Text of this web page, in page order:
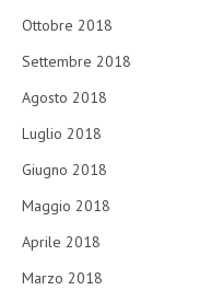
Ottobre 2018
Settembre 2018
Agosto 2018
Luglio 2018
Giugno 2018
Maggio 2018
Aprile 2018
Marzo 2018